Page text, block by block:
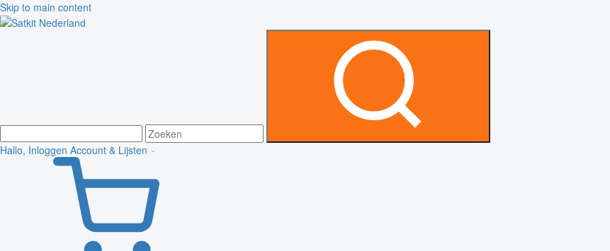
Skip to main content
Hallo, Inloggen Account & Lijsten